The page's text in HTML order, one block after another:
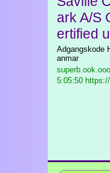
ark A/S
ertified
Adgangskode
anmar
5:05:50